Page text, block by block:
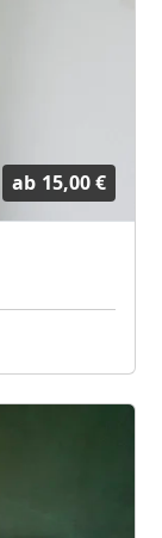
ab 15,00 €